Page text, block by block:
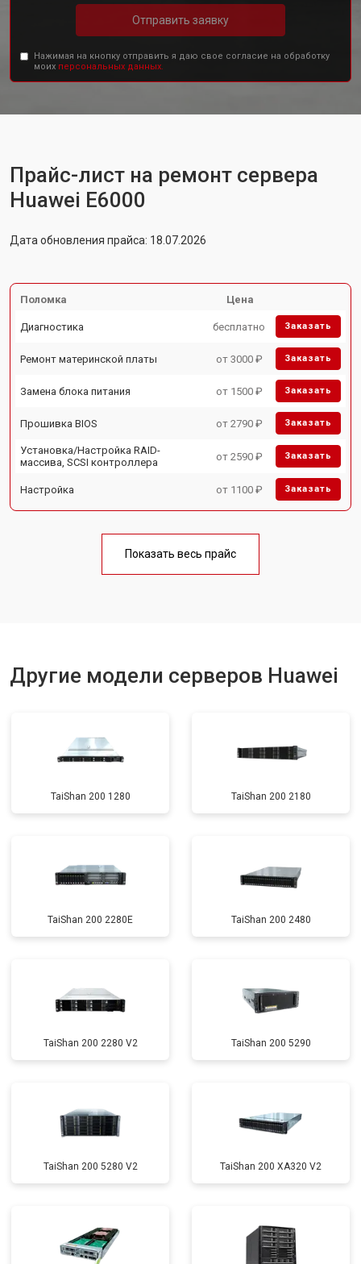
Отправить заявку
Нажимая на кнопку отправить я даю свое согласие на обработку
моих персональных данных.
Прайс-лист на ремонт сервера
Huawei E6000
Дата обновления прайса: 18.07.2026
Поломка Цена
Диагностика бесплатно Заказать
Ремонт материнской платы от 3000 ₽ Заказать
Замена блока питания от 1500 ₽ Заказать
Прошивка BIOS от 2790 ₽ Заказать
Установка/Настройка RAID-
массива, SCSI контроллера
от 2590 ₽ Заказать
Настройка от 1100 ₽ Заказать
Показать весь прайс
Другие модели серверов Huawei
TaiShan 200 1280 TaiShan 200 2180
TaiShan 200 2280E TaiShan 200 2480
TaiShan 200 2280 V2 TaiShan 200 5290
TaiShan 200 5280 V2 TaiShan 200 XA320 V2